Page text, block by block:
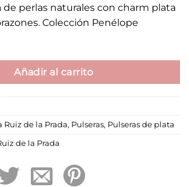
de perlas naturales con charm plata
Colección Penélope
Añadir al carrito
Ruiz de la Prada, Pulseras, Pulseras de plata
de la Prada